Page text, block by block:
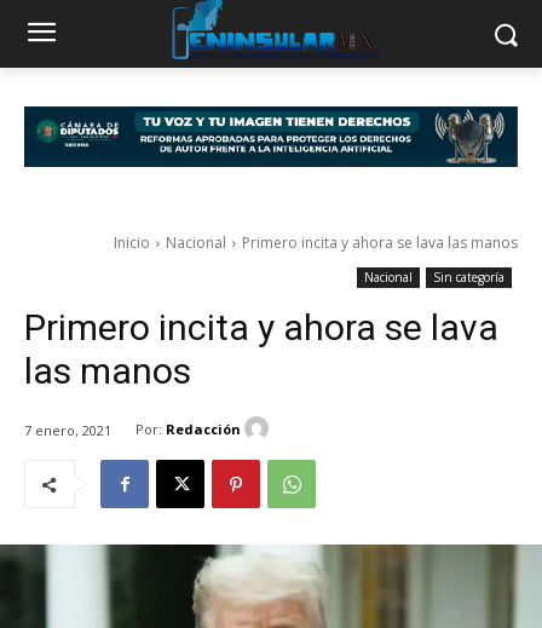
Inicio Nacional Primero incita y ahora se lava las manos
Nacional Sin categoría
Primero incita y ahora se lava
las manos
7 enero, 2021 Por: Redacción